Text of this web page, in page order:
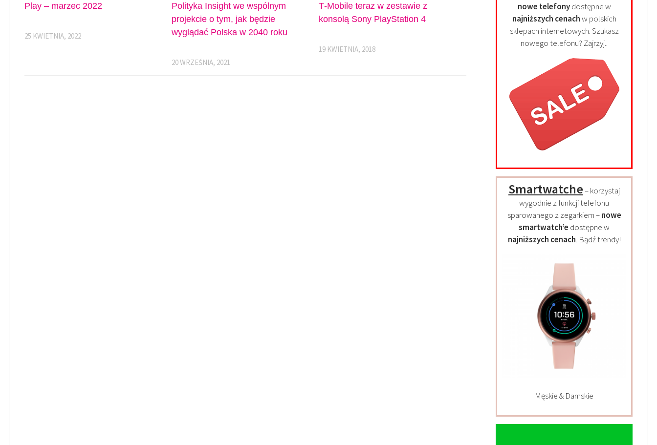
Play – marzec 2022
25 KWIETNIA, 2022
Polityka Insight we wspólnym
projekcie o tym, jak będzie
wyglądać Polska w 2040 roku
20 WRZEŚNIA, 2021
T‑Mobile teraz w zestawie z
konsolą Sony PlayStation 4
19 KWIETNIA, 2018
nowe telefonydostępne w
najniższych cenachw polskich
sklepach internetowych. Szukasz
nowego telefonu? Zajrzyj..
Smartwatche– korzystaj
wygodnie z funkcji telefonu
sparowanego z zegarkiem –nowe
smartwatch’e dostępne w
najniższych cenach. Bądź trendy!
Męskie & Damskie